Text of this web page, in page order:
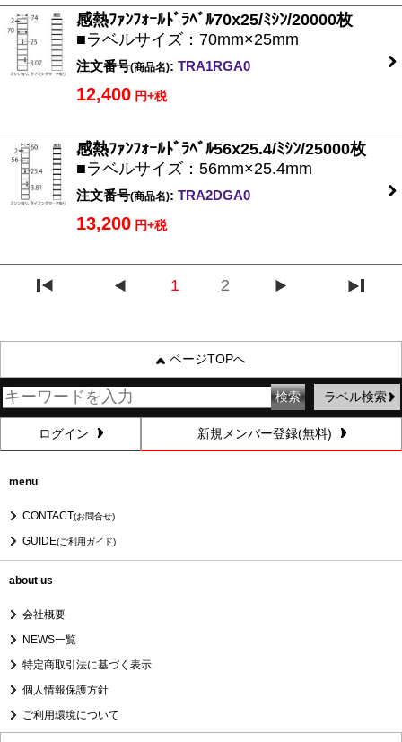
感熱ﾌｧﾝﾌｫｰﾙﾄﾞﾗﾍﾞﾙ70x25/ﾐｼﾝ/20000枚
■ラベルサイズ：70mm×25mm
注文番号(商品名): TRA1RGA0
12,400 円+税
感熱ﾌｧﾝﾌｫｰﾙﾄﾞﾗﾍﾞﾙ56x25.4/ﾐｼﾝ/25000枚
■ラベルサイズ：56mm×25.4mm
注文番号(商品名): TRA2DGA0
13,200 円+税
1 2
ページTOPへ
ラベル検索
ログイン 新規メンバー登録(無料)
menu
CONTACT(お問合せ)
GUIDE(ご利用ガイド)
about us
会社概要
NEWS一覧
特定商取引法に基づく表示
個人情報保護方針
ご利用環境について